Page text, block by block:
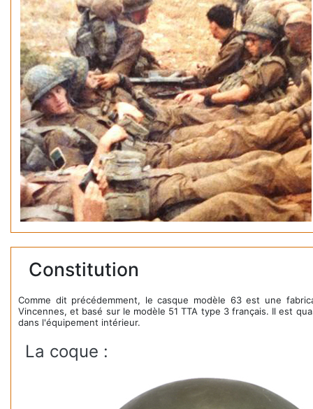
Constitution
Comme dit précédemment, le casque modèle 63 est une
Vincennes, et basé sur le modèle 51 TTA type 3 français. Il est
dans l'équipement intérieur.
La coque :